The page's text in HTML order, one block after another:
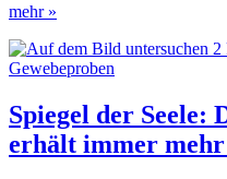
mehr »
Spiegel der Seele:
erhält immer